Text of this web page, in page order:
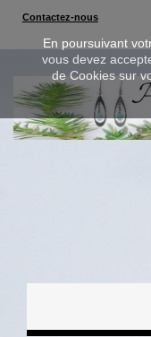
En poursuivant
vous devez
de Cookies sur
Contactez-nous